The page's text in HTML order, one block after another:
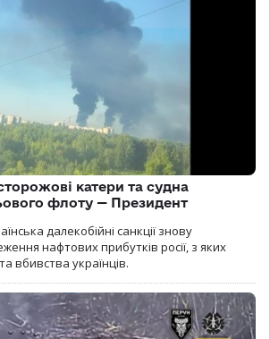
катери та судна
флоту — Президент
далекобійні санкції знову
нафтових прибутків росії, з яких
вбивства українців.